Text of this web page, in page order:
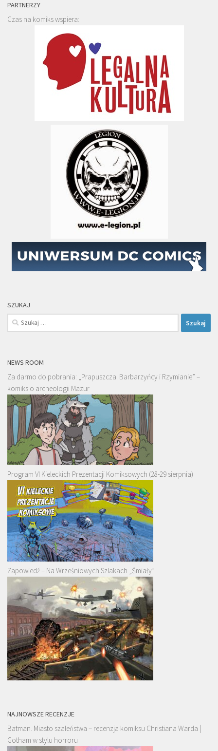
PARTNERZY
Czas na komiks wspiera:
SZUKAJ
Szukaj:
NEWS ROOM
Za darmo do pobrania: „Prapuszcza. Barbarzyńcy i Rzymianie” –
komiks o archeologii Mazur
Program VI Kieleckich Prezentacji Komiksowych (28-29 sierpnia)
Zapowiedź – Na Wrześniowych Szlakach „Śmiały”
NAJNOWSZE RECENZJE
Batman. Miasto szaleństwa – recenzja komiksu Christiana Warda |
Gotham w stylu horroru